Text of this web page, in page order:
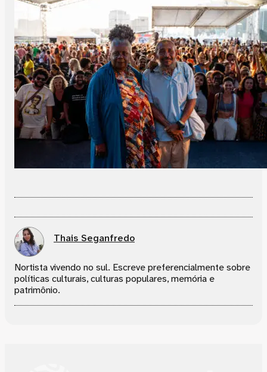
Thais Seganfredo
Nortista vivendo no sul. Escreve preferencialmente sobre
políticas culturais, culturas populares, memória e
patrimônio.